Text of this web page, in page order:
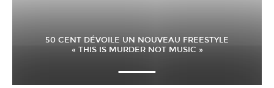
50 CENT DÉVOILE UN NOUVEAU FREESTYLE
« THIS IS MURDER NOT MUSIC »